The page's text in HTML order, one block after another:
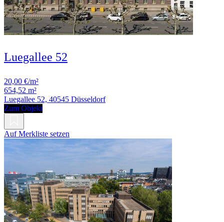
Luegallee 52
20,00 €/m²
654,52 m²
Luegallee 52, 40545 Düsseldorf
Zum Objekt
Auf Merkliste setzen